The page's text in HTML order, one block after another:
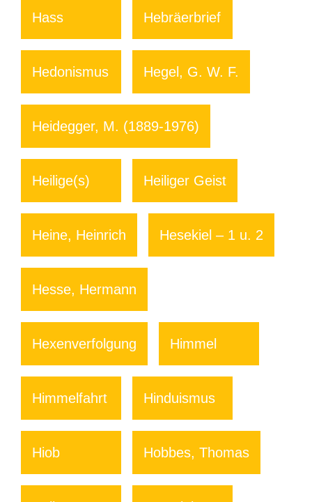
Hass Hebräerbrief
Hedonismus Hegel, G. W. F.
Heidegger, M. (1889-1976)
Heilige(s) Heiliger Geist
Heine, Heinrich Hesekiel – 1 u. 2
Hesse, Hermann
Hexenverfolgung Himmel
Himmelfahrt Hinduismus
Hiob Hobbes, Thomas